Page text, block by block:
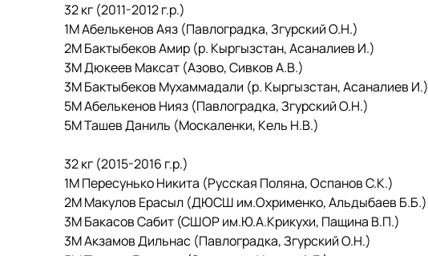
32 кг (2011-2012 г.р.)
1М Абелькенов Аяз (Павлоградка, Згурский О.Н.)
2М Бактыбеков Амир (р. Кыргызстан, Асаналиев И.)
3М Дюкеев Максат (Азово, Сивков А.В.)
3М Бактыбеков Мухаммадали (р. Кыргызстан, Асаналиев И.)
5М Абелькенов Нияз (Павлоградка, Згурский О.Н.)
5М Ташев Даниль (Москаленки, Кель Н.В.)
32 кг (2015-2016 г.р.)
1М Пересунько Никита (Русская Поляна, Оспанов С.К.)
2М Макулов Ерасыл (ДЮСШ им.Охрименко, Альдыбаев Б.Б.)
3М Бакасов Сабит (СШОР им.Ю.А.Крикухи, Пащина В.П.)
3М Акзамов Дильнас (Павлоградка, Згурский О.Н.)